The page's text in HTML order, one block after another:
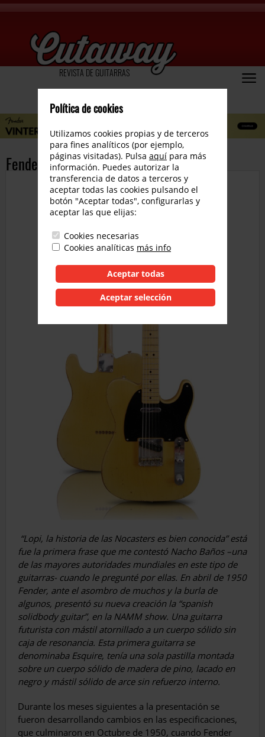
REVISTA DE GUITARRAS
Fender Nocaster Original
“Lopi, la historia de las Nocasters es bien conocida” está
fue la primera frase que me contestó Nacho Baños –una
de las mayores autoridades mundiales en este tipo de
guitarras- cuando le pregunté por ellas. En abril de 1950
Fender, ante el asombro de muchos y la burla de
algunos, presentó su nueva creación la “spanish
solidbody guitar”, en la NAMM show. Una guitarra
futurista con mástil atornillado a un cuerpo sólido sin
caja de resonancia. Esta primera guitarra se
denominaba Esquire, tenía una sola pastilla montada
sobre un cuerpo sólido de madera de pino, lacado en
negro y mástil sólido de arce sin refuerzo interno.
Durante los meses siguientes a la pre­sentación se
fueron desarrollando cambios en las especificaciones,
que culminaron en Octubre de 1950, cuando Fen­der
Política de cookies
Utilizamos cookies propias y de terceros
para fines analíticos (por ejemplo,
páginas visitadas). Pulsa aquí para más
información. Puedes autorizar la
transferencia de datos a terceros y
aceptar todas las cookies pulsando el
botón "Aceptar todas", configurarlas y
aceptar las que elijas:
Cookies necesarias
Cookies analíticas más info
Aceptar todas
Aceptar selección